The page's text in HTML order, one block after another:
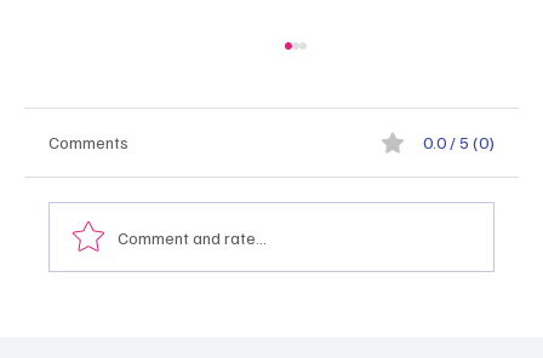
Comments 0.0 / 5 (0)
Comment and rate...